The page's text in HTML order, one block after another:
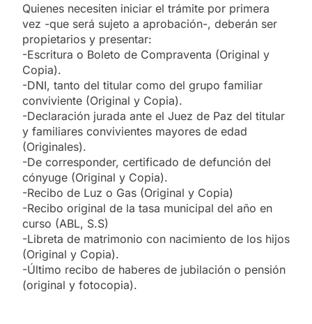
Quienes necesiten iniciar el trámite por primera
vez -que será sujeto a aprobación-, deberán ser
propietarios y presentar:
-Escritura o Boleto de Compraventa (Original y
Copia).
-DNI, tanto del titular como del grupo familiar
conviviente (Original y Copia).
-Declaración jurada ante el Juez de Paz del titular
y familiares convivientes mayores de edad
(Originales).
-De corresponder, certificado de defunción del
cónyuge (Original y Copia).
-Recibo de Luz o Gas (Original y Copia)
-Recibo original de la tasa municipal del año en
curso (ABL, S.S)
-Libreta de matrimonio con nacimiento de los hijos
(Original y Copia).
-Último recibo de haberes de jubilación o pensión
(original y fotocopia).